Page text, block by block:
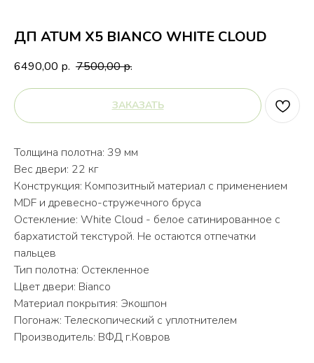
ДП ATUM X5 BIANCO WHITE CLOUD
6490,00 р. 7500,00р.
ЗАКАЗАТЬ
Толщина полотна: 39 мм
Вес двери: 22 кг
Конструкция: Композитный материал с применением
MDF и древесно-стружечного бруса
Остекление: White Cloud - белое сатинированное с
бархатистой текстурой. Не остаются отпечатки
пальцев
Тип полотна: Остекленное
Цвет двери: Bianco
Материал покрытия: Экошпон
Погонаж: Телескопический с уплотнителем
Производитель: ВФД г.Ковров